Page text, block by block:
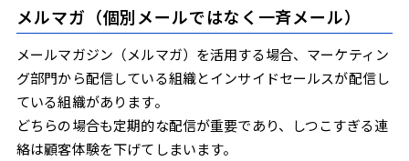
メルマガ（個別メールではなく一斉メール）
メールマガジン（メルマガ）を活用する場合、マーケティン
グ部門から配信している組織とインサイドセールスが配信し
ている組織があります。
どちらの場合も定期的な配信が重要であり、しつこすぎる連
絡は顧客体験を下げてしまいます。